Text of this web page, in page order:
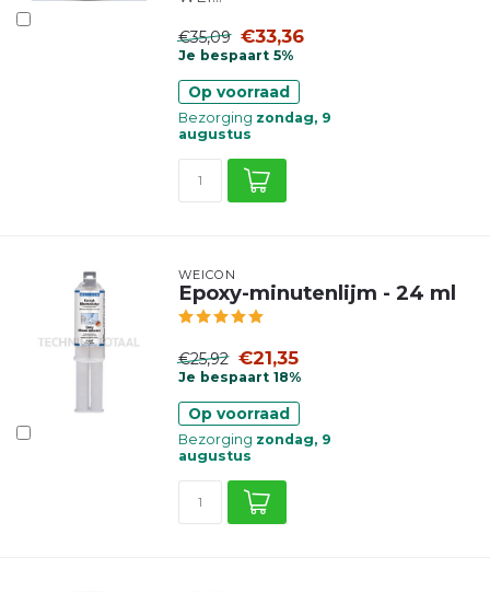
€35,09 €33,36
Je bespaart 5%
Op voorraad
Bezorging zondag, 9
augustus
WEICON
Epoxy-minutenlijm - 24 ml
€25,92 €21,35
Je bespaart 18%
Op voorraad
Bezorging zondag, 9
augustus